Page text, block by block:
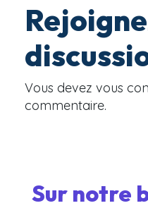
Vous devez vous
commentaire.
Sur notre